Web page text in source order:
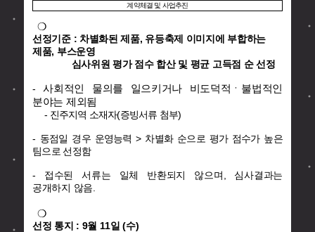
계약체결 및 사업추진
❍
선정기준 : 차별화된 제품, 유등축제 이미지에 부합하는
제품, 부스운영
심사위원 평가 점수 합산 및 평균 고득점 순 선정
-사회적인 물의를 일으키거나 비도덕적ㆍ불법적인
분야는 제외됨
- 진주지역 소재자(증빙서류 첨부)
- 동점일 경우 운영능력 > 차별화 순으로 평가 점수가 높은
팀으로 선정함
- 접수된 서류는 일체 반환되지 않으며, 심사결과는
공개하지 않음.
❍
선정 통지 : 9월 11일 (수)